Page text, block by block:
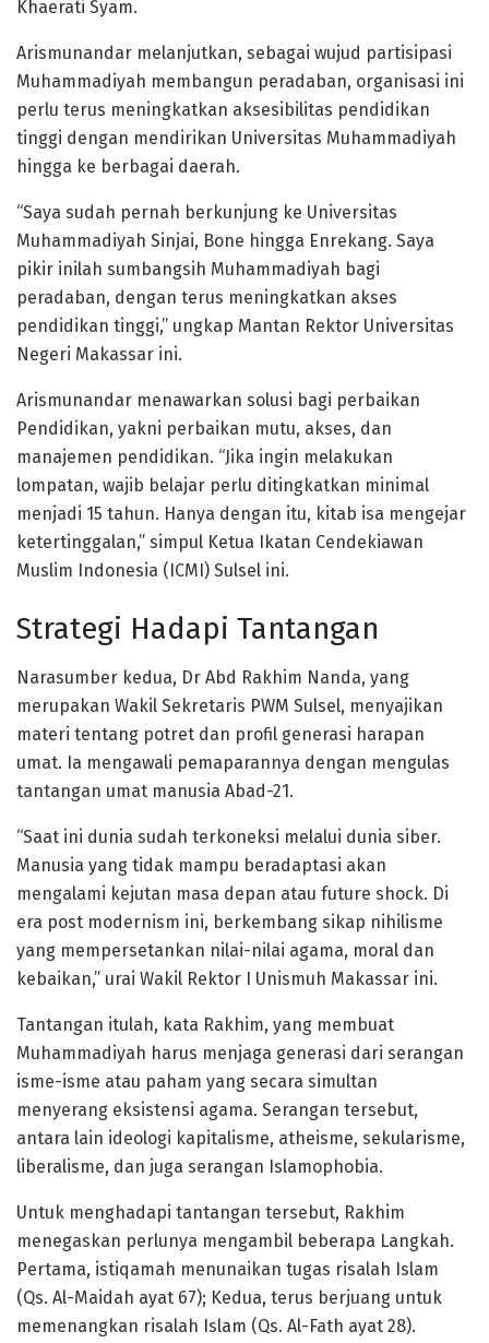
Khaerati Syam.
Arismunandar melanjutkan, sebagai wujud partisipasi
Muhammadiyah membangun peradaban, organisasi ini
perlu terus meningkatkan aksesibilitas pendidikan
tinggi dengan mendirikan Universitas Muhammadiyah
hingga ke berbagai daerah.
“Saya sudah pernah berkunjung ke Universitas
Muhammadiyah Sinjai, Bone hingga Enrekang. Saya
pikir inilah sumbangsih Muhammadiyah bagi
peradaban, dengan terus meningkatkan akses
pendidikan tinggi,” ungkap Mantan Rektor Universitas
Negeri Makassar ini.
Arismunandar menawarkan solusi bagi perbaikan
Pendidikan, yakni perbaikan mutu, akses, dan
manajemen pendidikan. “Jika ingin melakukan
lompatan, wajib belajar perlu ditingkatkan minimal
menjadi 15 tahun. Hanya dengan itu, kitab isa mengejar
ketertinggalan,” simpul Ketua Ikatan Cendekiawan
Muslim Indonesia (ICMI) Sulsel ini.
Strategi Hadapi Tantangan
Narasumber kedua, Dr Abd Rakhim Nanda, yang
merupakan Wakil Sekretaris PWM Sulsel, menyajikan
materi tentang potret dan profil generasi harapan
umat. Ia mengawali pemaparannya dengan mengulas
tantangan umat manusia Abad-21.
“Saat ini dunia sudah terkoneksi melalui dunia siber.
Manusia yang tidak mampu beradaptasi akan
mengalami kejutan masa depan atau future shock. Di
era post modernism ini, berkembang sikap nihilisme
yang mempersetankan nilai-nilai agama, moral dan
kebaikan,” urai Wakil Rektor I Unismuh Makassar ini.
Tantangan itulah, kata Rakhim, yang membuat
Muhammadiyah harus menjaga generasi dari serangan
isme-isme atau paham yang secara simultan
menyerang eksistensi agama. Serangan tersebut,
antara lain ideologi kapitalisme, atheisme, sekularisme,
liberalisme, dan juga serangan Islamophobia.
Untuk menghadapi tantangan tersebut, Rakhim
menegaskan perlunya mengambil beberapa Langkah.
Pertama, istiqamah menunaikan tugas risalah Islam
(Qs. Al-Maidah ayat 67); Kedua, terus berjuang untuk
memenangkan risalah Islam (Qs. Al-Fath ayat 28).